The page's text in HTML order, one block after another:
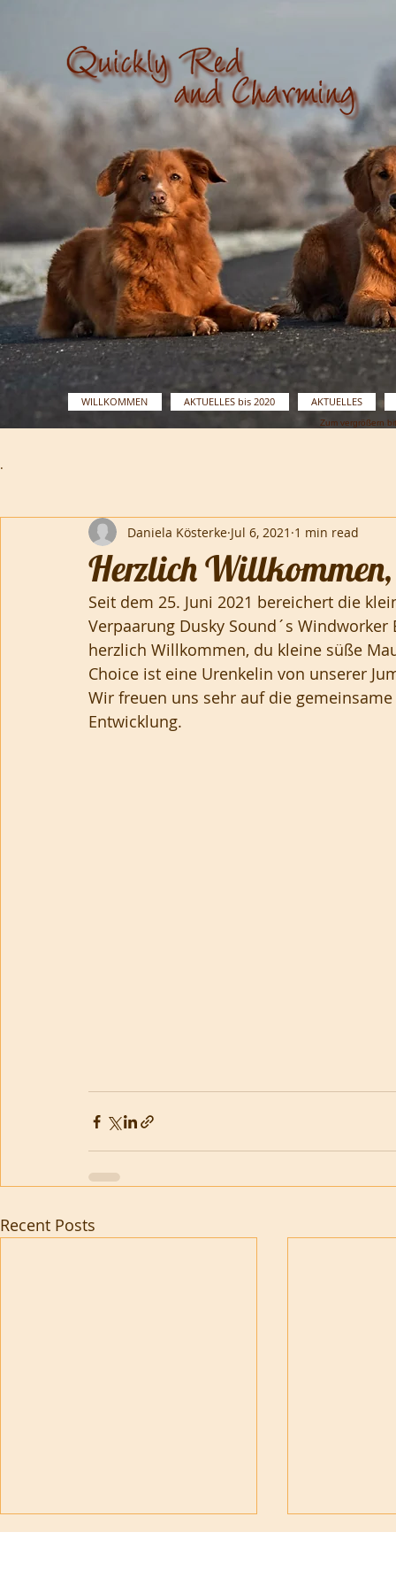
Zum vergrößern
Prüfungen
.
Herzlich
Daniela Kösterke Jul 6, 2021 1 min read
Seit dem 25. Juni 2021 bereichert die
Verpaarung Dusky Sound´s
herzlich Willkommen, du kleine süße
Choice ist eine Urenkelin von unserer
Wir freuen uns sehr auf die
Entwicklung.
Recent Posts
WILLKOMMEN AKTUELLES bis 2020 AKTUELLES